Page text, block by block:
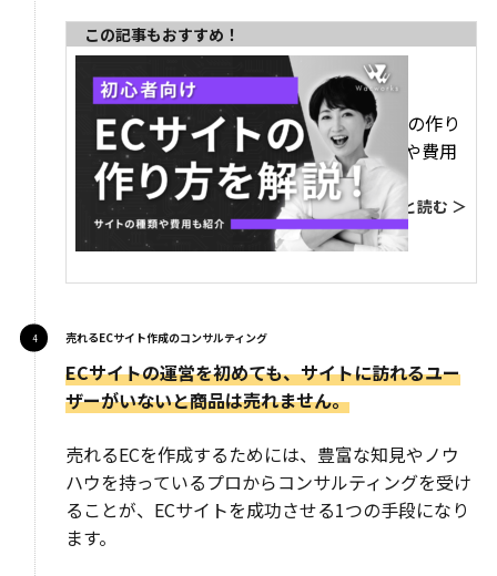
この記事もおすすめ！
【初心者向け】ECサイトの作り
方を解説！サイトの種類や費用
も紹介
もっと読む ＞
売れるECサイト作成のコンサルティング
ECサイトの運営を初めても、サイトに訪れるユー
ザーがいないと商品は売れません。
売れるECを作成するためには、豊富な知見やノウ
ハウを持っているプロからコンサルティングを受け
ることが、ECサイトを成功させる1つの手段になり
ます。